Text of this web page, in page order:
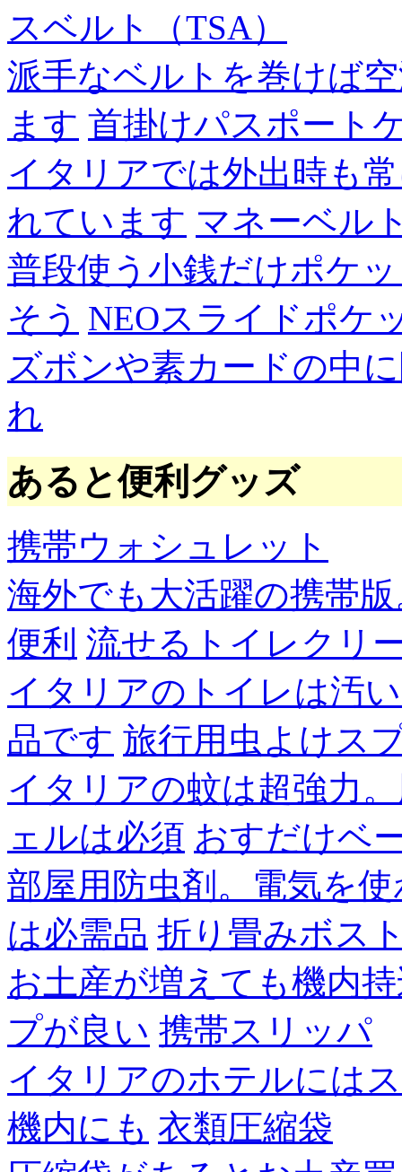
スベルト（TSA）
派手なベルトを巻けば
ます 首掛けパスポート
イタリアでは外出時も
れています マネーベル
普段使う小銭だけポケ
そう NEOスライドポケ
ズボンや素カードの中
れ
あると便利グッズ
携帯ウォシュレット
海外でも大活躍の携帯
便利 流せるトイレクリ
イタリアのトイレは汚
品です 旅行用虫よけス
イタリアの蚊は超強力
ェルは必須 おすだけベ
部屋用防虫剤。電気を
は必需品 折り畳みボス
お土産が増えても機内
プが良い 携帯スリッパ
イタリアのホテルには
機内にも 衣類圧縮袋